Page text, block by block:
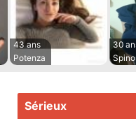
43 ans
Potenza
30
Sérieux